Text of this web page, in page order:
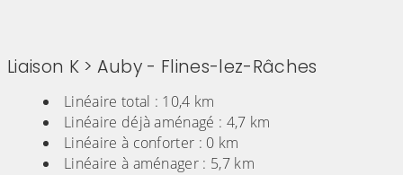
Liaison K > Auby - Flines-lez-Râches
Linéaire total : 10,4 km
Linéaire déjà aménagé : 4,7 km
Linéaire à conforter : 0 km
Linéaire à aménager : 5,7 km